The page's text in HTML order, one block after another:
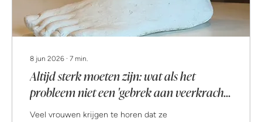
8 jun 2026 ∙ 7 min.
Altijd sterk moeten zijn: wat als het
probleem niet een 'gebrek aan veerkracht’
is
Veel vrouwen krijgen te horen dat ze